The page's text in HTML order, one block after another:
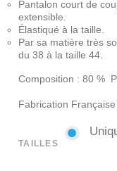
Pantalon court de
extensible.
Élastiqué à la taille.
Par sa matière très
du 38 à la taille 44.
Composition : 80 %
Fabrication
TAILLES